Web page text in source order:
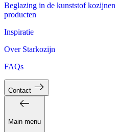
Beglazing in de kunststof kozijnen
producten
Inspiratie
Over Starkozijn
FAQs
Contact
Main menu